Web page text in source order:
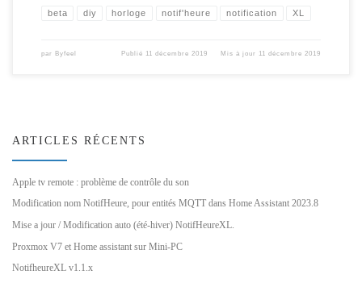
beta diy horloge notif'heure notification XL
par Byfeel Publié 11 décembre 2019 Mis à jour 11 décembre 2019
ARTICLES RÉCENTS
Apple tv remote : problème de contrôle du son
Modification nom NotifHeure, pour entités MQTT dans Home Assistant 2023.8
Mise a jour / Modification auto (été-hiver) NotifHeureXL.
Proxmox V7 et Home assistant sur Mini-PC
NotifheureXL v1.1.x